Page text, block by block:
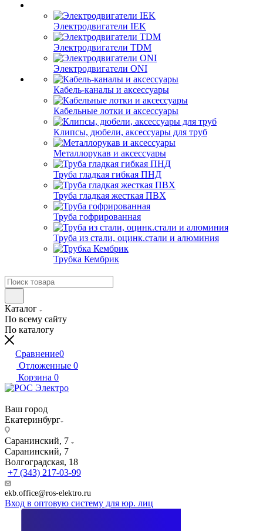
Электродвигатели IEK
Электродвигатели TDM
Электродвигатели ONI
Кабель-каналы и аксессуары
Кабельные лотки и аксессуары
Клипсы, дюбели, аксессуары для труб
Металлорукав и аксессуары
Труба гладкая гибкая ПНД
Труба гладкая жесткая ПВХ
Труба гофрированная
Труба из стали, оцинк.стали и алюминия
Трубка Кембрик
Каталог
По всему сайту
По каталогу
Сравнение0
Отложенные 0
Корзина 0
Ваш город
Екатеринбург
Саранинский, 7
Саранинский, 7
Волгоградская, 18
+7 (343) 217-03-99
ekb.office@ros-elektro.ru
Вход в оптовую систему для юр. лиц